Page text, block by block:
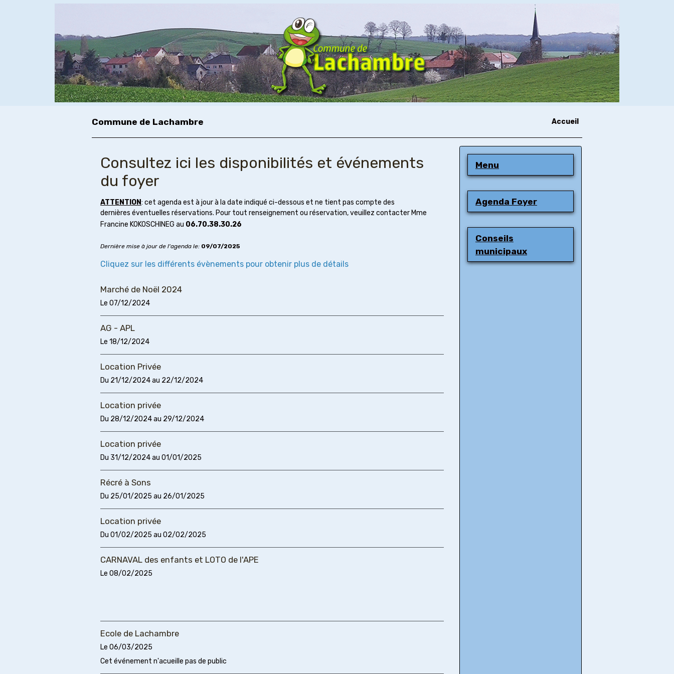
Commune de Lachambre Accueil
Consultez ici les disponibilités et événements
du foyer
ATTENTION: cet agenda est à jour à la date indiqué ci-dessous et ne tient pas compte des
dernières éventuelles réservations. Pour tout renseignement ou réservation, veuillez contacter Mme
Francine KOKOSCHINEG au 06.70.38.30.26
Dernière mise à jour de l'agenda le: 09/07/2025
Cliquez sur les différents évènements pour obtenir plus de détails
Marché de Noël 2024
Le 07/12/2024
AG - APL
Le 18/12/2024
Location Privée
Du 21/12/2024au 22/12/2024
Location privée
Du 28/12/2024au 29/12/2024
Location privée
Du 31/12/2024au 01/01/2025
Récré à Sons
Du 25/01/2025 au 26/01/2025
Location privée
Du 01/02/2025 au 02/02/2025
CARNAVAL des enfants et LOTO de l'APE
Le 08/02/2025
Ecole de Lachambre
Le 06/03/2025
Cet événement n'acueille pas de public
Menu
Agenda Foyer
Conseils
municipaux